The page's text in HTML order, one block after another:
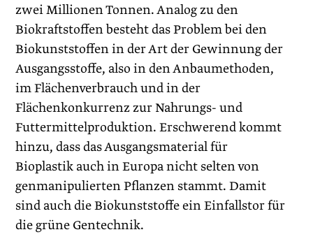
zwei Millionen Tonnen. Analog zu den
Biokraftstoffen besteht das Problem bei den
Biokunststoffen in der Art der Gewinnung der
Ausgangsstoffe, also in den Anbaumethoden,
im Flächenverbrauch und in der
Flächenkonkurrenz zur Nahrungs- und
Futtermittelproduktion. Erschwerend kommt
hinzu, dass das Ausgangsmaterial für
Bioplastik auch in Europa nicht selten von
genmanipulierten Pflanzen stammt. Damit
sind auch die Biokunststoffe ein Einfallstor für
die grüne ­Gentechnik.